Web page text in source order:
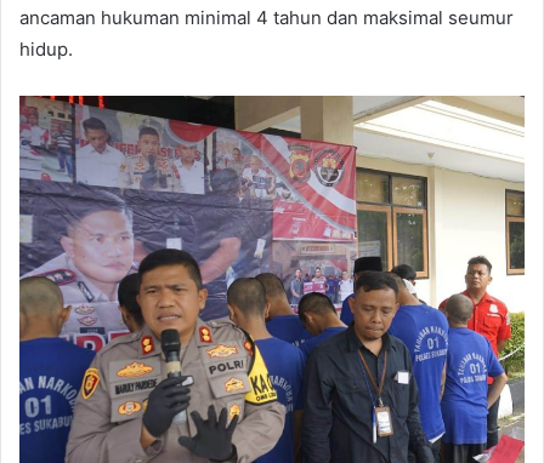
ancaman hukuman minimal 4 tahun dan maksimal seumur
hidup.